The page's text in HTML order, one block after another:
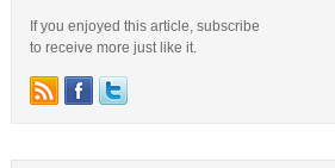
If you enjoyed this article, subscribe
to receive more just like it.